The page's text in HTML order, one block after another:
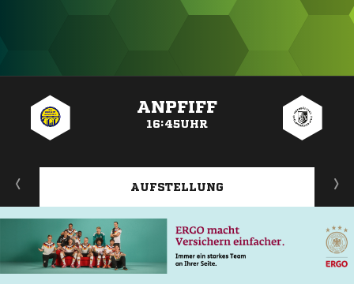
ANPFIFF
16:45UHR
AUFSTELLUNG